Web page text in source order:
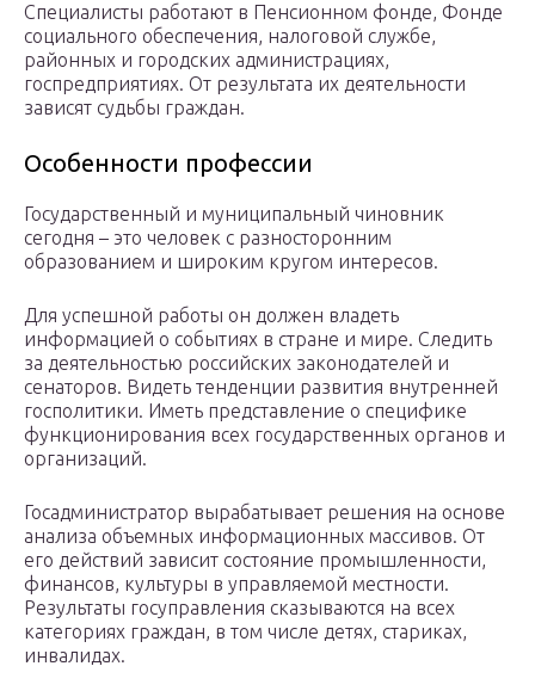
Специалисты работают в Пенсионном фонде, Фонде
социального обеспечения, налоговой службе,
районных и городских администрациях,
госпредприятиях. От результата их деятельности
зависят судьбы граждан.
Особенности профессии
Государственный и муниципальный чиновник
сегодня – это человек с разносторонним
образованием и широким кругом интересов.
Для успешной работы он должен владеть
информацией о событиях в стране и мире. Следить
за деятельностью российских законодателей и
сенаторов. Видеть тенденции развития внутренней
госполитики. Иметь представление о специфике
функционирования всех государственных органов и
организаций.
Госадминистратор вырабатывает решения на основе
анализа объемных информационных массивов. От
его действий зависит состояние промышленности,
финансов, культуры в управляемой местности.
Результаты госуправления сказываются на всех
категориях граждан, в том числе детях, стариках,
инвалидах.